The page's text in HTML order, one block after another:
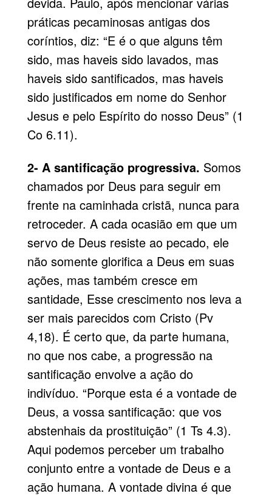
práticas pecaminosas antigas dos
coríntios, diz: “E é o que alguns têm
sido, mas haveis sido lavados, mas
haveis sido santificados, mas haveis
sido justificados em nome do Senhor
Jesus e pelo Espírito do nosso Deus” (1
Co 6.11).
2- A santificação progressiva. Somos
chamados por Deus para seguir em
frente na caminhada cristã, nunca para
retroceder. A cada ocasião em que um
servo de Deus resiste ao pecado, ele
não somente glorifica a Deus em suas
ações, mas também cresce em
santidade, Esse crescimento nos leva a
ser mais parecidos com Cristo (Pv
4,18). É certo que, da parte humana,
no que nos cabe, a progressão na
santificação envolve a ação do
indivíduo. “Porque esta é a vontade de
Deus, a vossa santificação: que vos
abstenhais da prostituição” (1 Ts 4.3).
Aqui podemos perceber um trabalho
conjunto entre a vontade de Deus e a
ação humana. A vontade divina é que